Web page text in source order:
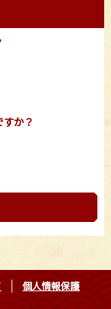
か？
個人情報保護